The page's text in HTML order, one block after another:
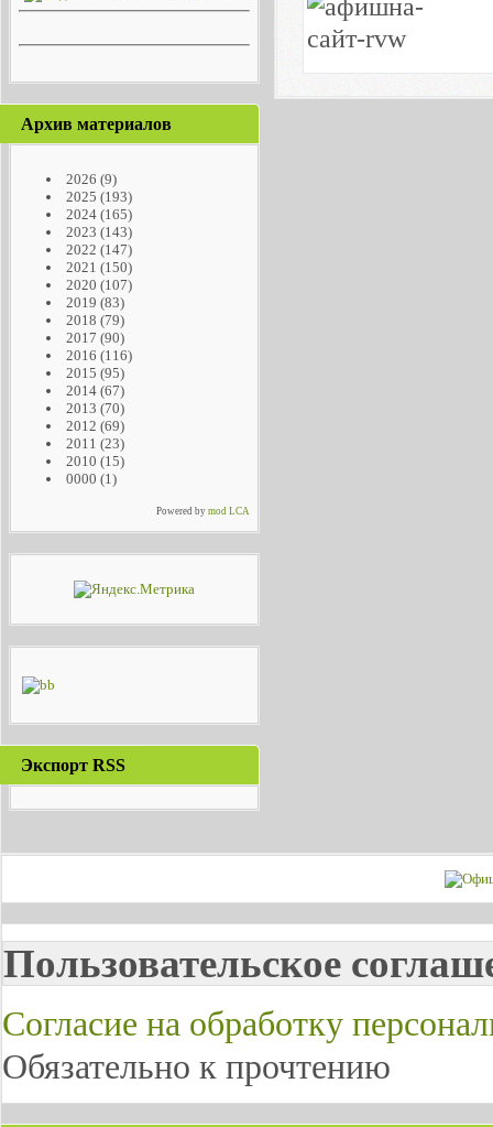
Архив материалов
2026 (9)
2025 (193)
2024(165)
2023 (143)
2022 (147)
2021 (150)
2020 (107)
2019 (83)
2018 (79)
2017 (90)
2016 (116)
2015 (95)
2014(67)
2013 (70)
2012 (69)
2011 (23)
2010 (15)
0000 (1)
Powered bymod LCA
Экспорт RSS
Пользовательское
Согласие на обработку
Обязательно к прочтению